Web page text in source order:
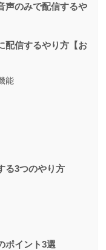
声のみで配信するや
配信するやり方【お
能
る3つのやり方
ポイント3選